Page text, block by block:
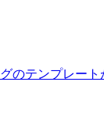
のテンプレート